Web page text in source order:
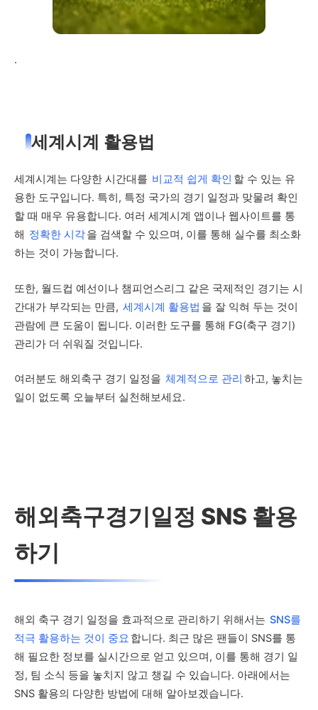
.
세계시계 활용법
세계시계는 다양한 시간대를 비교적 쉽게 확인 할 수 있는 유
용한 도구입니다. 특히, 특정 국가의 경기 일정과 맞물려 확인
할 때 매우 유용합니다. 여러 세계시계 앱이나 웹사이트를 통
해 정확한 시각을 검색할 수 있으며, 이를 통해 실수를 최소화
하는 것이 가능합니다.
또한, 월드컵 예선이나 챔피언스리그 같은 국제적인 경기는 시
간대가 부각되는 만큼, 세계시계 활용법 을 잘 익혀 두는 것이
관람에 큰 도움이 됩니다. 이러한 도구를 통해 FG(축구 경기)
관리가 더 쉬워질 것입니다.
여러분도 해외축구 경기 일정을 체계적으로 관리 하고, 놓치는
일이 없도록 오늘부터 실천해보세요.
해외축구경기일정 SNS 활용
하기
해외 축구 경기 일정을 효과적으로 관리하기 위해서는 SNS를
적극 활용하는 것이 중요 합니다. 최근 많은 팬들이 SNS를 통
해 필요한 정보를 실시간으로 얻고 있으며, 이를 통해 경기 일
정, 팀 소식 등을 놓치지 않고 챙길 수 있습니다. 아래에서는
SNS 활용의 다양한 방법에 대해 알아보겠습니다.